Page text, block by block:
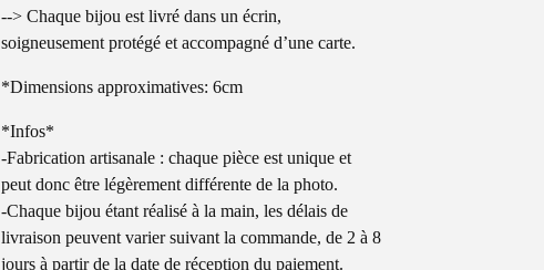
--> Chaque bijou est livré dans un écrin,
soigneusement protégé et accompagné d’une carte.
*Dimensions approximatives: 6cm
*Infos*
-Fabrication artisanale : chaque pièce est unique et
peut donc être légèrement différente de la photo.
-Chaque bijou étant réalisé à la main, les délais de
livraison peuvent varier suivant la commande, de 2 à 8
jours à partir de la date de réception du paiement.